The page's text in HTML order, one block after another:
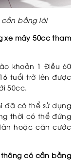
cần bằng lái
xe máy 50cc tham
khoản 1 Điều 60
tuổi trở lên được
50cc.
đã có thể sử dụng
thời có thể đứng
hoặc căn cước
có cần bằng